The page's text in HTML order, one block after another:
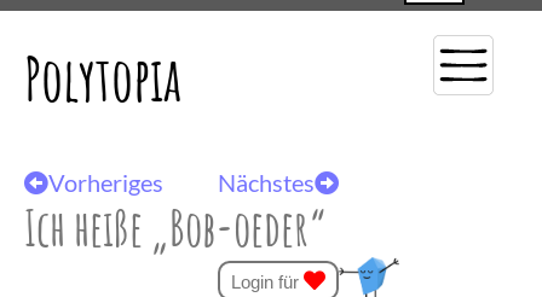
Polytopia
Vorheriges Nächstes
Ich heiße „Bob-oeder“
Login für